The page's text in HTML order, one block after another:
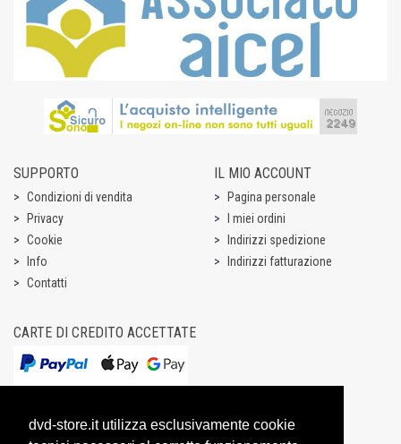
dvd-store.it utilizza esclusivamente cookie
SUPPORTO
Condizioni di vendita
Privacy
Cookie
Info
Contatti
IL MIO ACCOUNT
Pagina personale
I miei ordini
Indirizzi spedizione
Indirizzi fatturazione
CARTE DI CREDITO ACCETTATE